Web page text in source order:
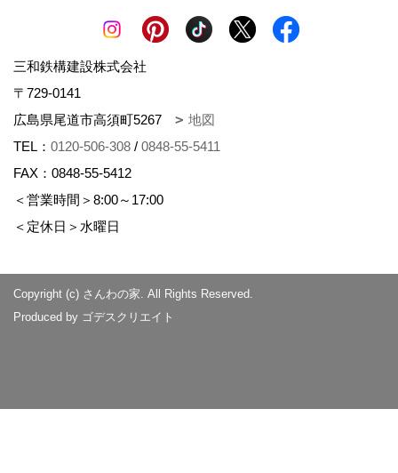
三和鉄構建設株式会社
〒729-0141
広島県尾道市高須町5267
地図
TEL： 0120-506-308 / 0848-55-5411
FAX：0848-55-5412
＜営業時間＞8:00～17:00
＜定休日＞水曜日
Copyright (c) さんわの家. All Rights Reserved.
Produced by ゴデスクリエイト